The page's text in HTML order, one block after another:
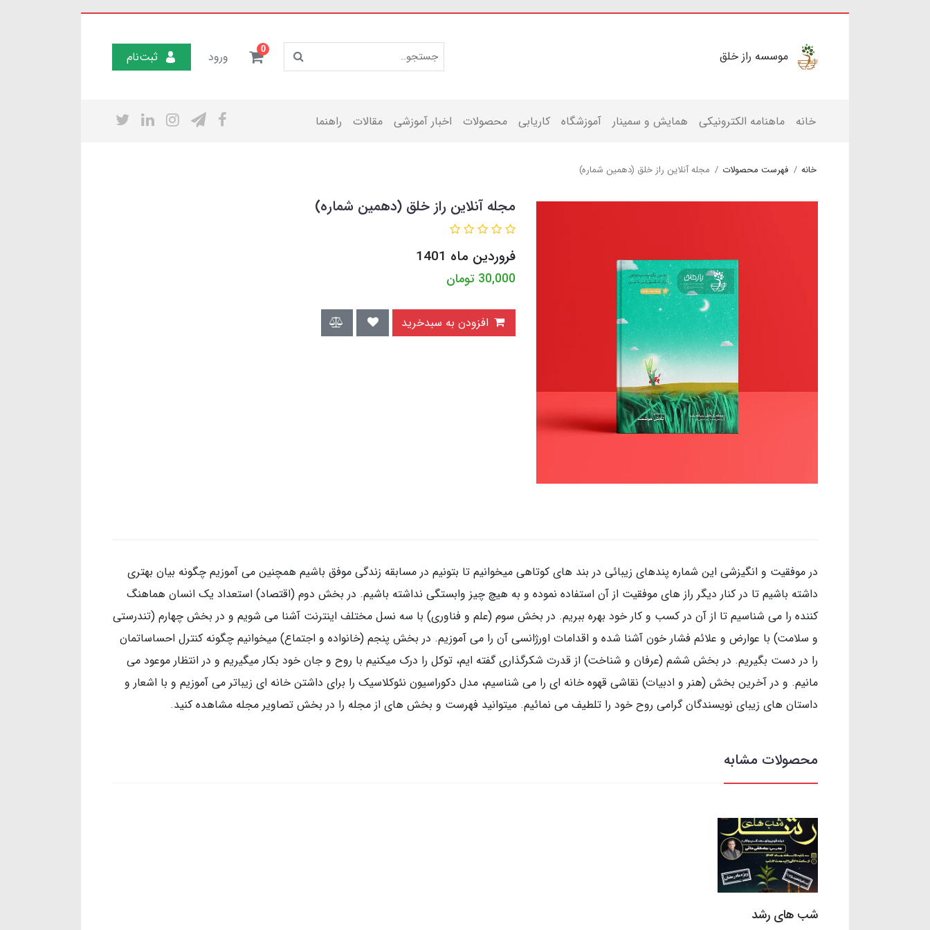
موسسه راز خلق 0 ورود ثبت‌نام
خانه ماهنامه الکترونیکی همایش و سمینار آموزشگاه کاریابی محصولات اخبار آموزشی مقالات راهنما
خانه فهرست محصولات مجله آنلاین راز خلق (دهمین شماره)
مجله آنلاین راز خلق (دهمین شماره)
فروردین ماه 1401
30,000 تومان
در موفقیت و انگیزشی این شماره پندهای زیبائی در بند های کوتاهی میخوانیم تا بتونیم در مسابقه زندگی موفق باشیم همچنین می آموزیم چگونه بیان بهتری
داشته باشیم تا در کنار دیگر راز های موفقیت از آن استفاده نموده و به هیچ چیز وابستگی نداشته باشیم. در بخش دوم (اقتصاد) استعداد یک انسان هماهنگ
کننده را می شناسیم تا از آن در کسب و کار خود بهره ببریم. در بخش سوم (علم و فناوری) با سه نسل مختلف اینترنت آشنا می شویم و در بخش چهارم (تندرستی
و سلامت) با عوارض و علائم فشار خون آشنا شده و اقدامات اورژانسی آن را می آموزیم. در بخش پنجم (خانواده و اجتماع) میخوانیم چگونه کنترل احساساتمان
را در دست بگیریم. در بخش ششم (عرفان و شناخت) از قدرت شکرگذاری گفته ایم، توکل را درک میکنیم با روح و جان خود بکار میگیریم و در انتظار موعود می
مانیم. و در آخرین بخش (هنر و ادبیات) نقاشی قهوه خانه ای را می شناسیم، مدل دکوراسیون نئوکلاسیک را برای داشتن خانه ای زیباتر می آموزیم و با اشعار و
داستان های زیبای نویسندگان گرامی روح خود را تلطیف می نمائیم. میتوانید فهرست و بخش های از مجله را در بخش تصاویر مجله مشاهده کنید.
محصولات مشابه
شب های رشد